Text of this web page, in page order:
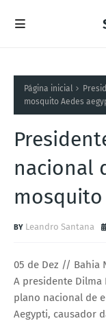
Página inicial
mosquito Aedes
nacional
mosquito
Leandro Santana
05 de Dez // Bahia
A presidente Dilma
plano nacional de
Aegypti, causador